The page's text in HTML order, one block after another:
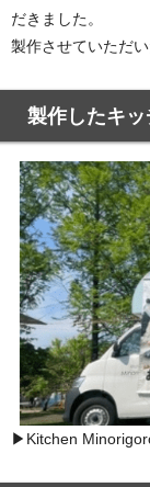
だきました。
製作させていただ
製作したキ
▶Kitchen